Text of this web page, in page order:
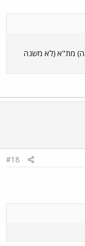
מת"א (לא משנה
#18